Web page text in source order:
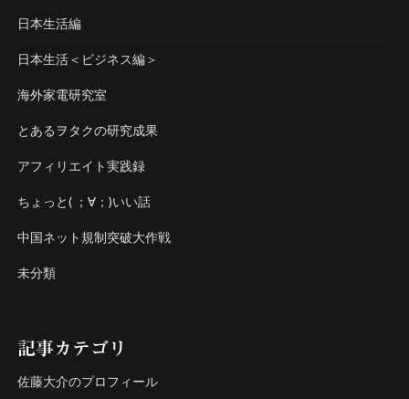
日本生活編
日本生活＜ビジネス編＞
海外家電研究室
とあるヲタクの研究成果
アフィリエイト実践録
ちょっと( ；∀；)いい話
中国ネット規制突破大作戦
未分類
記事カテゴリ
佐藤大介のプロフィール